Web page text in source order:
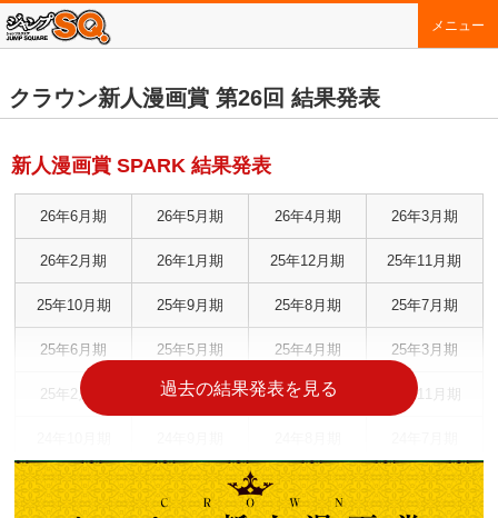
メニュー
クラウン新人漫画賞 第26回 結果発表
新人漫画賞 SPARK 結果発表
26年6月期 26年5月期 26年4月期 26年3月期
26年2月期 26年1月期 25年12月期 25年11月期
25年10月期 25年9月期 25年8月期 25年7月期
25年6月期 25年5月期 25年4月期 25年3月期
25年2月期 25年1月期 24年12月期 24年11月期
24年6月期 24年5月期 24年4月期 24年3月期
過去の結果発表を見る